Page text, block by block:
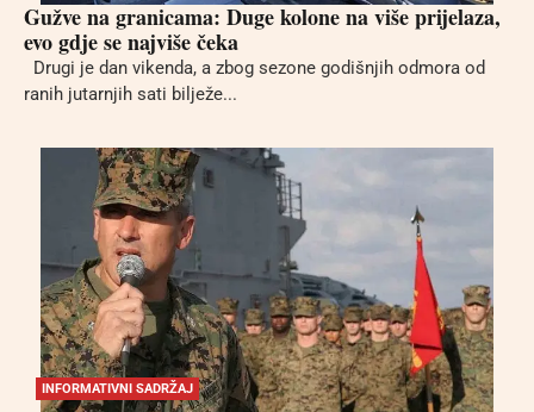
Gužve na granicama: Duge kolone na više prijelaza,
evo gdje se najviše čeka
Drugi je dan vikenda, a zbog sezone godišnjih odmora od
ranih jutarnjih sati bilježe...
INFORMATIVNI SADRŽAJ